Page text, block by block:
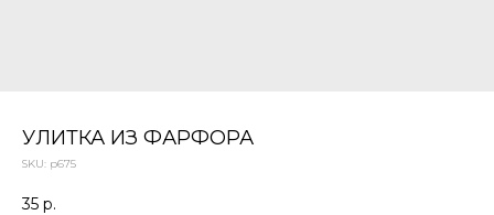
УЛИТКА ИЗ ФАРФОРА
SKU: р675
35 р.